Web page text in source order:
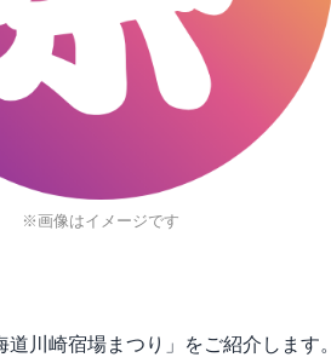
※画像はイメージです
川崎宿場まつり」をご紹介します。